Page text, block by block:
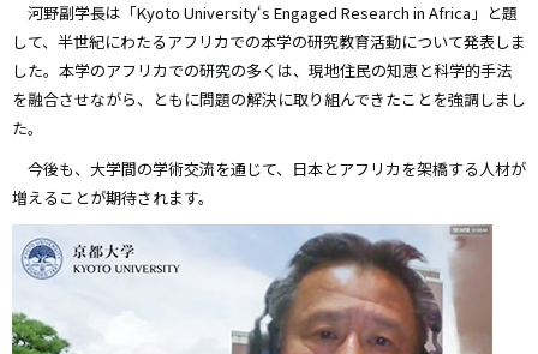
河野副学長は「Kyoto University‘s Engaged Research in Africa」と題
して、半世紀にわたるアフリカでの本学の研究教育活動について発表しま
した。本学のアフリカでの研究の多くは、現地住民の知恵と科学的手法
を融合させながら、ともに問題の解決に取り組んできたことを強調しまし
た。
今後も、大学間の学術交流を通じて、日本とアフリカを架橋する人材が
増えることが期待されます。